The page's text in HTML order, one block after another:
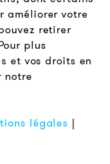
améliorer votre
retirer
plus
et vos droits en
notre
légales |